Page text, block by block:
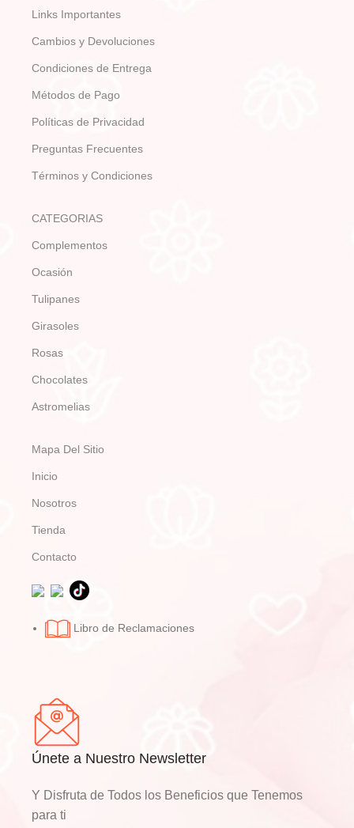
Links Importantes
Cambios y Devoluciones
Condiciones de Entrega
Métodos de Pago
Políticas de Privacidad
Preguntas Frecuentes
Términos y Condiciones
CATEGORIAS
Complementos
Ocasión
Tulipanes
Girasoles
Rosas
Chocolates
Astromelias
Mapa Del Sitio
Inicio
Nosotros
Tienda
Contacto
Libro de Reclamaciones
Únete a Nuestro Newsletter
Y Disfruta de Todos los Beneficios que Tenemos
para ti